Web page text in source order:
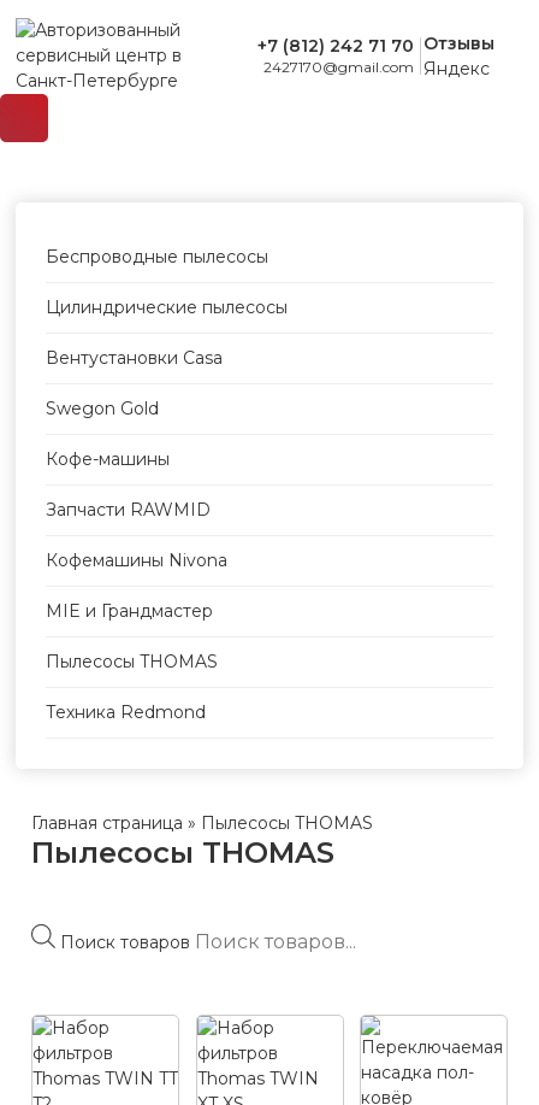
+7 (812) 242 71 70
2427170@gmail.com
Отзывы
Яндекс
Беспроводные пылесосы
Цилиндрические пылесосы
Вентустановки Casa
Swegon Gold
Кофе-машины
Запчасти RAWMID
Кофемашины Nivona
MIE и Грандмастер
Пылесосы THOMAS
Техника Redmond
Главная страница » Пылесосы THOMAS
Пылесосы THOMAS
Поиск товаров